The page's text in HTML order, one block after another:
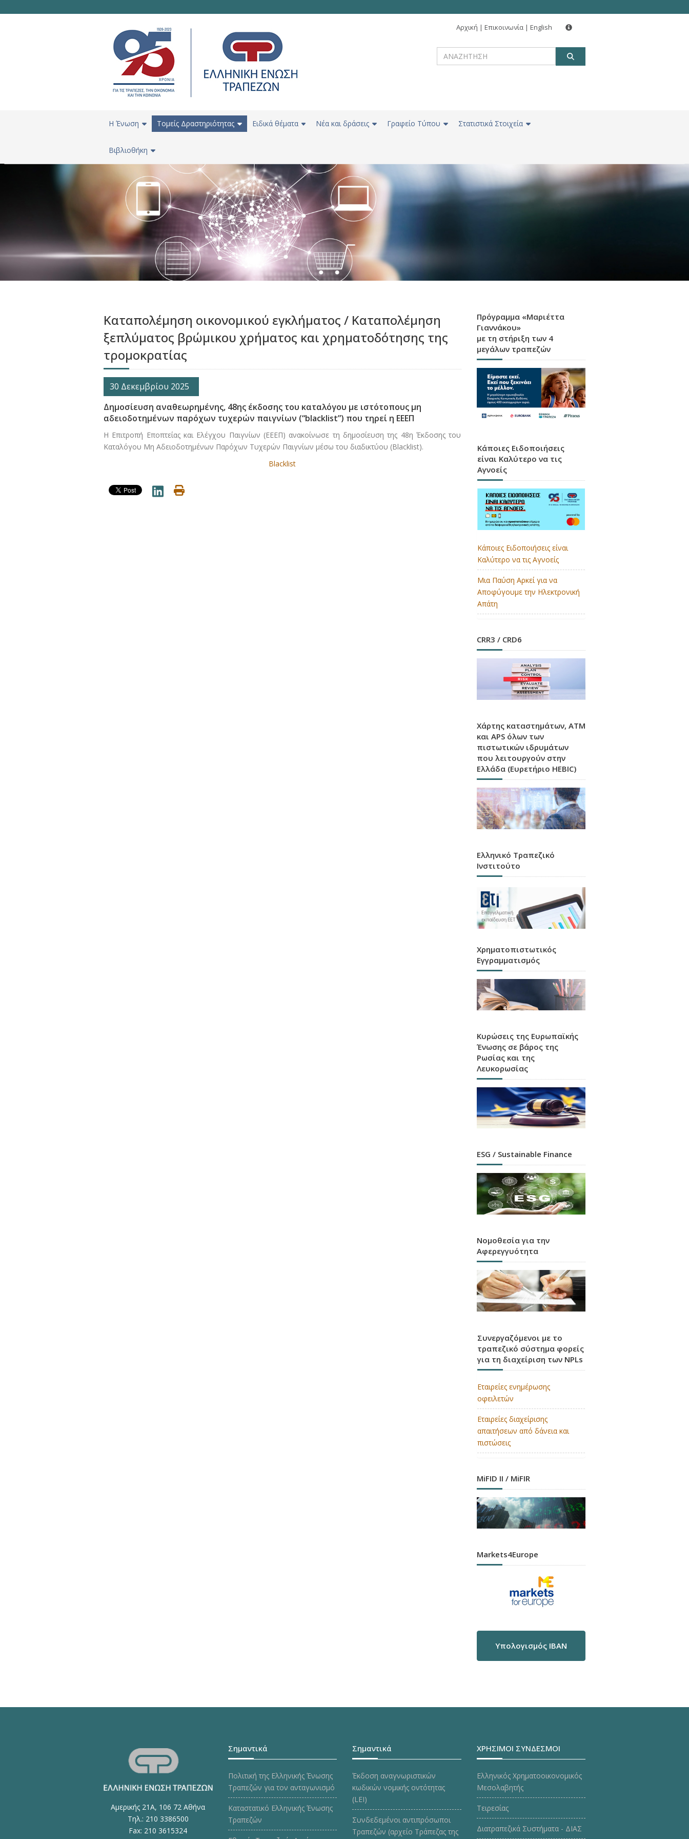
Αρχική | Επικοινωνία | English
H Ένωση Τομείς Δραστηριότητας Ειδικά θέματα Νέα και δράσεις Γραφείο Τύπου Στατιστικά Στοιχεία
Βιβλιοθήκη
Καταπολέμηση οικονομικού εγκλήματος / Καταπολέμηση
ξεπλύματος βρώμικου χρήματος και χρηματοδότησης της
τρομοκρατίας
30 Δεκεμβρίου 2025
Δημοσίευση αναθεωρημένης, 48ης έκδοσης του καταλόγου με ιστότοπους μη
αδειοδοτημένων παρόχων τυχερών παιγνίων (“blacklist”) που τηρεί η ΕΕΕΠ
Η Επιτροπή Εποπτείας και Ελέγχου Παιγνίων (ΕΕΕΠ) ανακοίνωσε τη δημοσίευση της 48η Έκδοσης του
Καταλόγου Μη Αδειοδοτημένων Παρόχων Τυχερών Παιγνίων μέσω του διαδικτύου (Blacklist).
Blacklist
Πρόγραμμα «Μαριέττα
Γιαννάκου»
με τη στήριξη των 4
μεγάλων τραπεζών
Κάποιες Ειδοποιήσεις
είναι Καλύτερο να τις
Αγνοείς
Κάποιες Ειδοποιήσεις είναι
Καλύτερο να τις Αγνοείς
Μια Παύση Αρκεί για να
Αποφύγουμε την Ηλεκτρονική
Απάτη
CRR3 / CRD6
Χάρτης καταστημάτων, ATM
και APS όλων των
πιστωτικών ιδρυμάτων
που λειτουργούν στην
Ελλάδα (Ευρετήριο HEBIC)
Ελληνικό Τραπεζικό
Ινστιτούτο
Χρηματοπιστωτικός
Εγγραμματισμός
Κυρώσεις της Ευρωπαϊκής
Ένωσης σε βάρος της
Ρωσίας και της
Λευκορωσίας
ESG / Sustainable Finance
Νομοθεσία για την
Αφερεγγυότητα
Συνεργαζόμενοι με το
τραπεζικό σύστημα φορείς
για τη διαχείριση των NPLs
Εταιρείες ενημέρωσης
οφειλετών
Εταιρείες διαχείρισης
απαιτήσεων από δάνεια και
πιστώσεις
MiFID II / MiFIR
Markets4Europe
Υπολογισμός IBAN
Αμερικής 21Α, 106 72 Αθήνα
Τηλ.: 210 3386500
Fax: 210 3615324
Σημαντικά
Πολιτική της Ελληνικής Ένωσης
Τραπεζών για τον ανταγωνισμό
Καταστατικό Ελληνικής Ένωσης
Τραπεζών
Σημαντικά
Έκδοση αναγνωριστικών
κωδικών νομικής οντότητας
(LEI)
Συνδεδεμένοι αντιπρόσωποι
Τραπεζών (αρχείο Τράπεζας της
ΧΡΗΣΙΜΟΙ ΣΥΝΔΕΣΜΟΙ
Ελληνικός Χρηματοοικονομικός
Μεσολαβητής
Τειρεσίας
Διατραπεζικά Συστήματα - ΔΙΑΣ